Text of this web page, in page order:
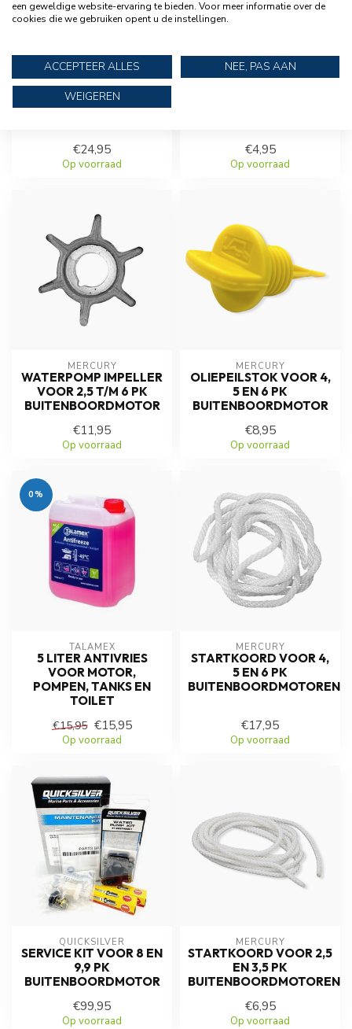
QUICKSILVER
QUICKSTOR
BRANDSTOF
€24,95
Op voorraad
€4,95
Op voorraad
MERCURY
WATERPOMP IMPELLER
VOOR 2,5 T/M 6 PK
BUITENBOORDMOTOR
€11,95
Op voorraad
MERCURY
OLIEPEILSTOK VOOR 4,
5 EN 6 PK
BUITENBOORDMOTOR
€8,95
Op voorraad
0%
TALAMEX
5 LITER ANTIVRIES
VOOR MOTOR,
POMPEN, TANKS EN
TOILET
€15,95 €15,95
Op voorraad
MERCURY
STARTKOORD VOOR 4,
5 EN 6 PK
BUITENBOORDMOTOREN
€17,95
Op voorraad
QUICKSILVER
SERVICE KIT VOOR 8 EN
9,9 PK
BUITENBOORDMOTOR
€99,95
Op voorraad
MERCURY
STARTKOORD VOOR 2,5
EN 3,5 PK
BUITENBOORDMOTOREN
€6,95
Op voorraad
een geweldige website-ervaring te bieden. Voor meer informatie over de
cookies die we gebruiken opent u de instellingen.
ACCEPTEER ALLES
NEE, PAS AAN
WEIGEREN